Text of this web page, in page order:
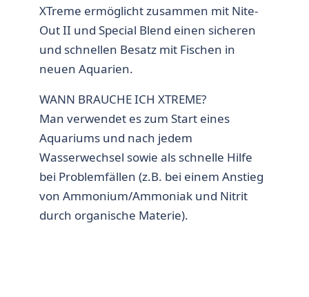
XTreme ermöglicht zusammen mit Nite-
Out II und Special Blend einen sicheren
und schnellen Besatz mit Fischen in
neuen Aquarien.
WANN BRAUCHE ICH XTREME?
Man verwendet es zum Start eines
Aquariums und nach jedem
Wasserwechsel sowie als schnelle Hilfe
bei Problemfällen (z.B. bei einem Anstieg
von Ammonium/Ammoniak und Nitrit
durch organische Materie).